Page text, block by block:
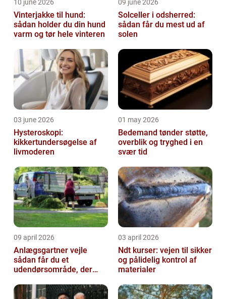
10 june 2026
Vinterjakke til hund:
sådan holder du din hund
varm og tør hele vinteren
09 june 2026
Solceller i odsherred:
sådan får du mest ud af
solen
03 june 2026
Hysteroskopi:
kikkertundersøgelse af
livmoderen
01 may 2026
Bedemand tønder støtte,
overblik og tryghed i en
svær tid
09 april 2026
Anlægsgartner vejle
sådan får du et
udendørsområde, der
03 april 2026
Ndt kurser: vejen til sikker
og pålidelig kontrol af
materialer